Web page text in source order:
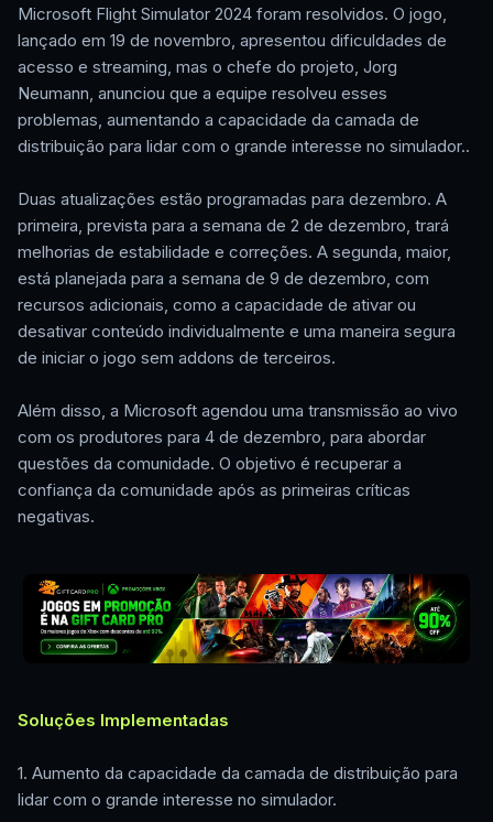
Microsoft Flight Simulator 2024 foram resolvidos. O jogo,
lançado em 19 de novembro, apresentou dificuldades de
acesso e streaming, mas o chefe do projeto, Jorg
Neumann, anunciou que a equipe resolveu esses
problemas, aumentando a capacidade da camada de
distribuição para lidar com o grande interesse no simulador..
Duas atualizações estão programadas para dezembro. A
primeira, prevista para a semana de 2 de dezembro, trará
melhorias de estabilidade e correções. A segunda, maior,
está planejada para a semana de 9 de dezembro, com
recursos adicionais, como a capacidade de ativar ou
desativar conteúdo individualmente e uma maneira segura
de iniciar o jogo sem addons de terceiros.
Além disso, a Microsoft agendou uma transmissão ao vivo
com os produtores para 4 de dezembro, para abordar
questões da comunidade. O objetivo é recuperar a
confiança da comunidade após as primeiras críticas
negativas.
Soluções Implementadas
1. Aumento da capacidade da camada de distribuição para
lidar com o grande interesse no simulador.